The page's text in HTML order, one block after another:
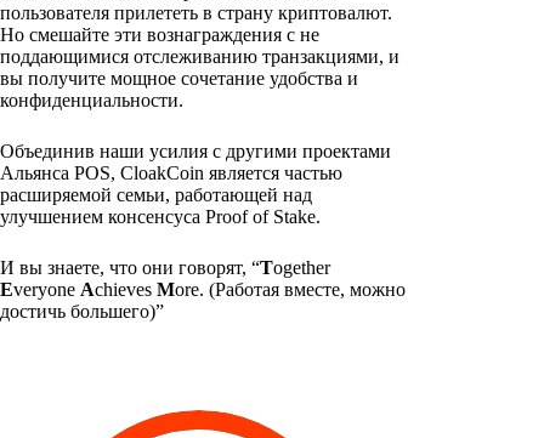
пользователя прилететь в страну криптовалют.
Но смешайте эти вознаграждения с не
поддающимися отслеживанию транзакциями, и
вы получите мощное сочетание удобства и
конфиденциальности.
Объединив наши усилия с другими проектами
Альянса POS, CloakCoin является частью
расширяемой семьи, работающей над
улучшением консенсуса Proof of Stake.
И вы знаете, что они говорят, “Together
Everyone Achieves More. (Работая вместе, можно
достичь большего)”